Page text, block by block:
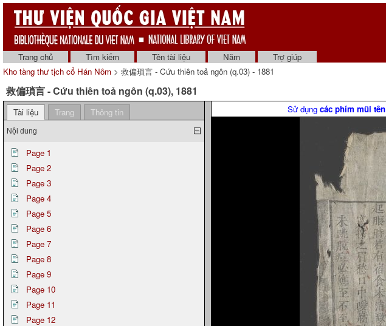
Trang chủ Tìm kiếm Tên tài liệu Năm
Trợ giúp
Kho tàng thư tịch cổ Hán Nôm > 救偏瑣言 - Cứu thiên toả ngôn (q.03) - 1881
救偏瑣言 - Cứu thiên toả ngôn (q.03), 1881
Tài liệu Trang Thông tin
Nội dung
Page 1
Page 2
Page 3
Page 4
Page 5
Page 6
Page 7
Page 8
Page 9
Page 10
Page 11
Page 12
Sử dụng các phím mũi tên